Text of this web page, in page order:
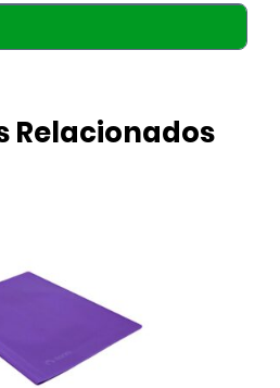
Relacionados